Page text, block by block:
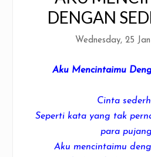
DENGAN
Wednesday, 25
Aku Mencintaimu
Cinta
Seperti kata yang tak
para
Aku mencintaimu